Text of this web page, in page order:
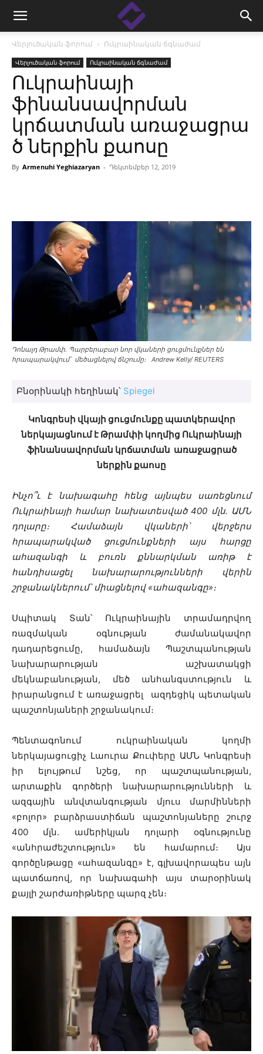
Վերլուծական ֆորում Ուկրաինական ճգնաժամ
Վերլուծական ֆորում Ուկրաինական ճգնաժամ
Ուկրաինայի
ֆինանսավորման
կրճատման առաջացրա
ծ ներքին քաոսը
By Armenuhi Yeghiazaryan - Դեկտեմբեր 12, 2019
Դոնալդ Թրամփ․ Պարբերաբար նոր վկաների ցուցմունքներ են
հրապարակվում՝ մեծացնելով ճնշումը։ Andrew Kelly/ REUTERS
Բնօրինակի հեղինակ՝ Spiegel
Կոնգրեսի վկայի ցուցմունքը պատկերավոր
ներկայացնում է Թրամփի կողմից Ուկրաինայի
ֆինանսավորման կրճատման առաջացրած
ներքին քաոսը
Ինչո՞ւ է նախագահը հենց այնպես սառեցնում
Ուկրաինայի համար նախատեսված 400 մլն․ ԱՄՆ
դոլարը։ Համաձայն վկաների՝ վերջերս
հրապարակված ցուցմունքների այս հարցը
ահազանգի և բուռն քննարկման առիթ է
հանդիսացել նախարարությունների վերին
շրջանակներում՝ միացնելով «ահազանգը»։
Սպիտակ Տան՝ Ուկրաինային տրամադրվող
ռազմական օգնության ժամանակավոր
դադարեցումը, համաձայն Պաշտպանության
նախարարության աշխատակցի
մեկնաբանության, մեծ անհանգստություն և
իրարանցում է առաջացրել ազդեցիկ պետական
պաշտոնյաների շրջանակում։
Պենտագոնում ուկրաինական կողմի
ներկայացուցիչ Լաուրա Քուփերը ԱՄՆ Կոնգրեսի
իր ելույթում նշեց, որ պաշտպանության,
արտաքին գործերի նախարարությունների և
ազգային անվտանգության մյուս մարմինների
«բոլոր» բարձրաստիճան պաշտոնյաները շուրջ
400 մլն․ ամերիկյան դոլարի օգնությունը
«անհրաժեշտություն» են համարում։ Այս
գործընթացը «ահազանգը» է, գլխավորապես այն
պատճառով, որ նախագահի այս տարօրինակ
քայլի շարժառիթները պարզ չեն։